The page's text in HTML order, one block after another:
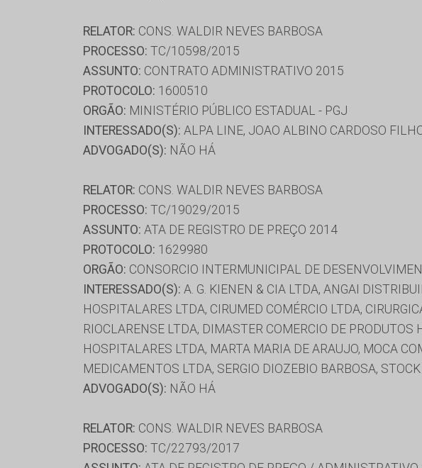
RELATOR: CONS. WALDIR NEVES BARBOSA
PROCESSO: TC/10598/2015
ASSUNTO: CONTRATO ADMINISTRATIVO 2015
PROTOCOLO: 1600510
ORGÃO: MINISTÉRIO PÚBLICO ESTADUAL - PGJ
INTERESSADO(S): ALPA LINE, JOAO ALBINO CARDOSO
ADVOGADO(S): NÃO HÁ
RELATOR: CONS. WALDIR NEVES BARBOSA
PROCESSO: TC/19029/2015
ASSUNTO: ATA DE REGISTRO DE PREÇO 2014
PROTOCOLO: 1629980
ORGÃO: CONSORCIO INTERMUNICIPAL DE
INTERESSADO(S): A. G. KIENEN & CIA LTDA, ANGAI
HOSPITALARES LTDA, CIRUMED COMÉRCIO LTDA,
RIOCLARENSE LTDA, DIMASTER COMERCIO DE
HOSPITALARES LTDA, MARTA MARIA DE ARAUJO, MOCA
MEDICAMENTOS LTDA, SERGIO DIOZEBIO BARBOSA,
ADVOGADO(S): NÃO HÁ
RELATOR: CONS. WALDIR NEVES BARBOSA
PROCESSO: TC/22793/2017